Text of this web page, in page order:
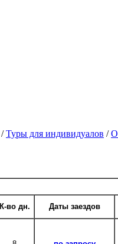
/Туры для индивидуалов /
К-во дн. Даты заездов